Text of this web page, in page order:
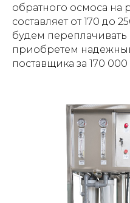
обратного осмоса на
составляет от 170 до
будем
приобретем
поставщика за 170